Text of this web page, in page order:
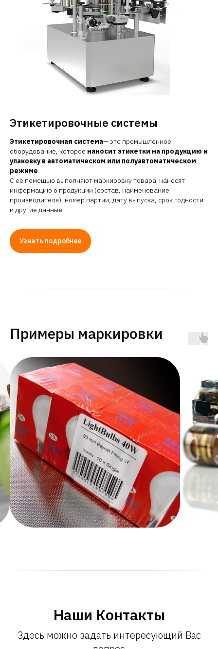
Этикетировочные системы
Этикетировочная система— это промышленное
оборудование, которое наносит этикетки на продукцию и
упаковку в автоматическом или полуавтоматическом
режиме
С её помощью выполняют маркировку товара: наносят
информацию о продукции (состав, наименование
производителя), номер партии, дату выпуска, срок годности
и другие данные.
Узнать подробнее
Примеры маркировки
Наши Контакты
Здесь можно задать интересующий Вас